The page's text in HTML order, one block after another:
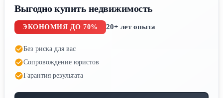
Выгодно купить недвижимость
ЭКОНОМИЯ ДО 70% 20+ лет опыта
Без риска для вас
Сопровождение юристов
Гарантия результата